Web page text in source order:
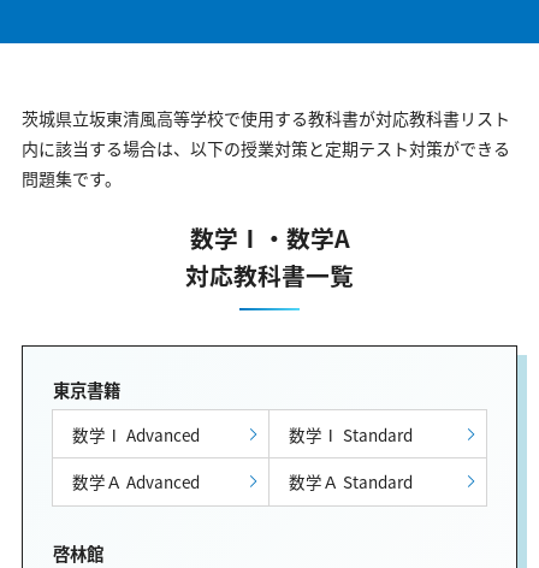
茨城県立坂東清風高等学校で使用する教科書が対応教科書リスト
内に該当する場合は、以下の授業対策と定期テスト対策ができる
問題集です。
数学Ⅰ・数学A
対応教科書一覧
東京書籍
数学Ⅰ Advanced
数学Ⅰ Standard
数学Ａ Advanced
数学Ａ Standard
啓林館